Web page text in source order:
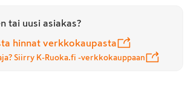
tai uusi asiakas?
hinnat verkkokaupasta
Siirry K-Ruoka.fi -verkkokauppaan